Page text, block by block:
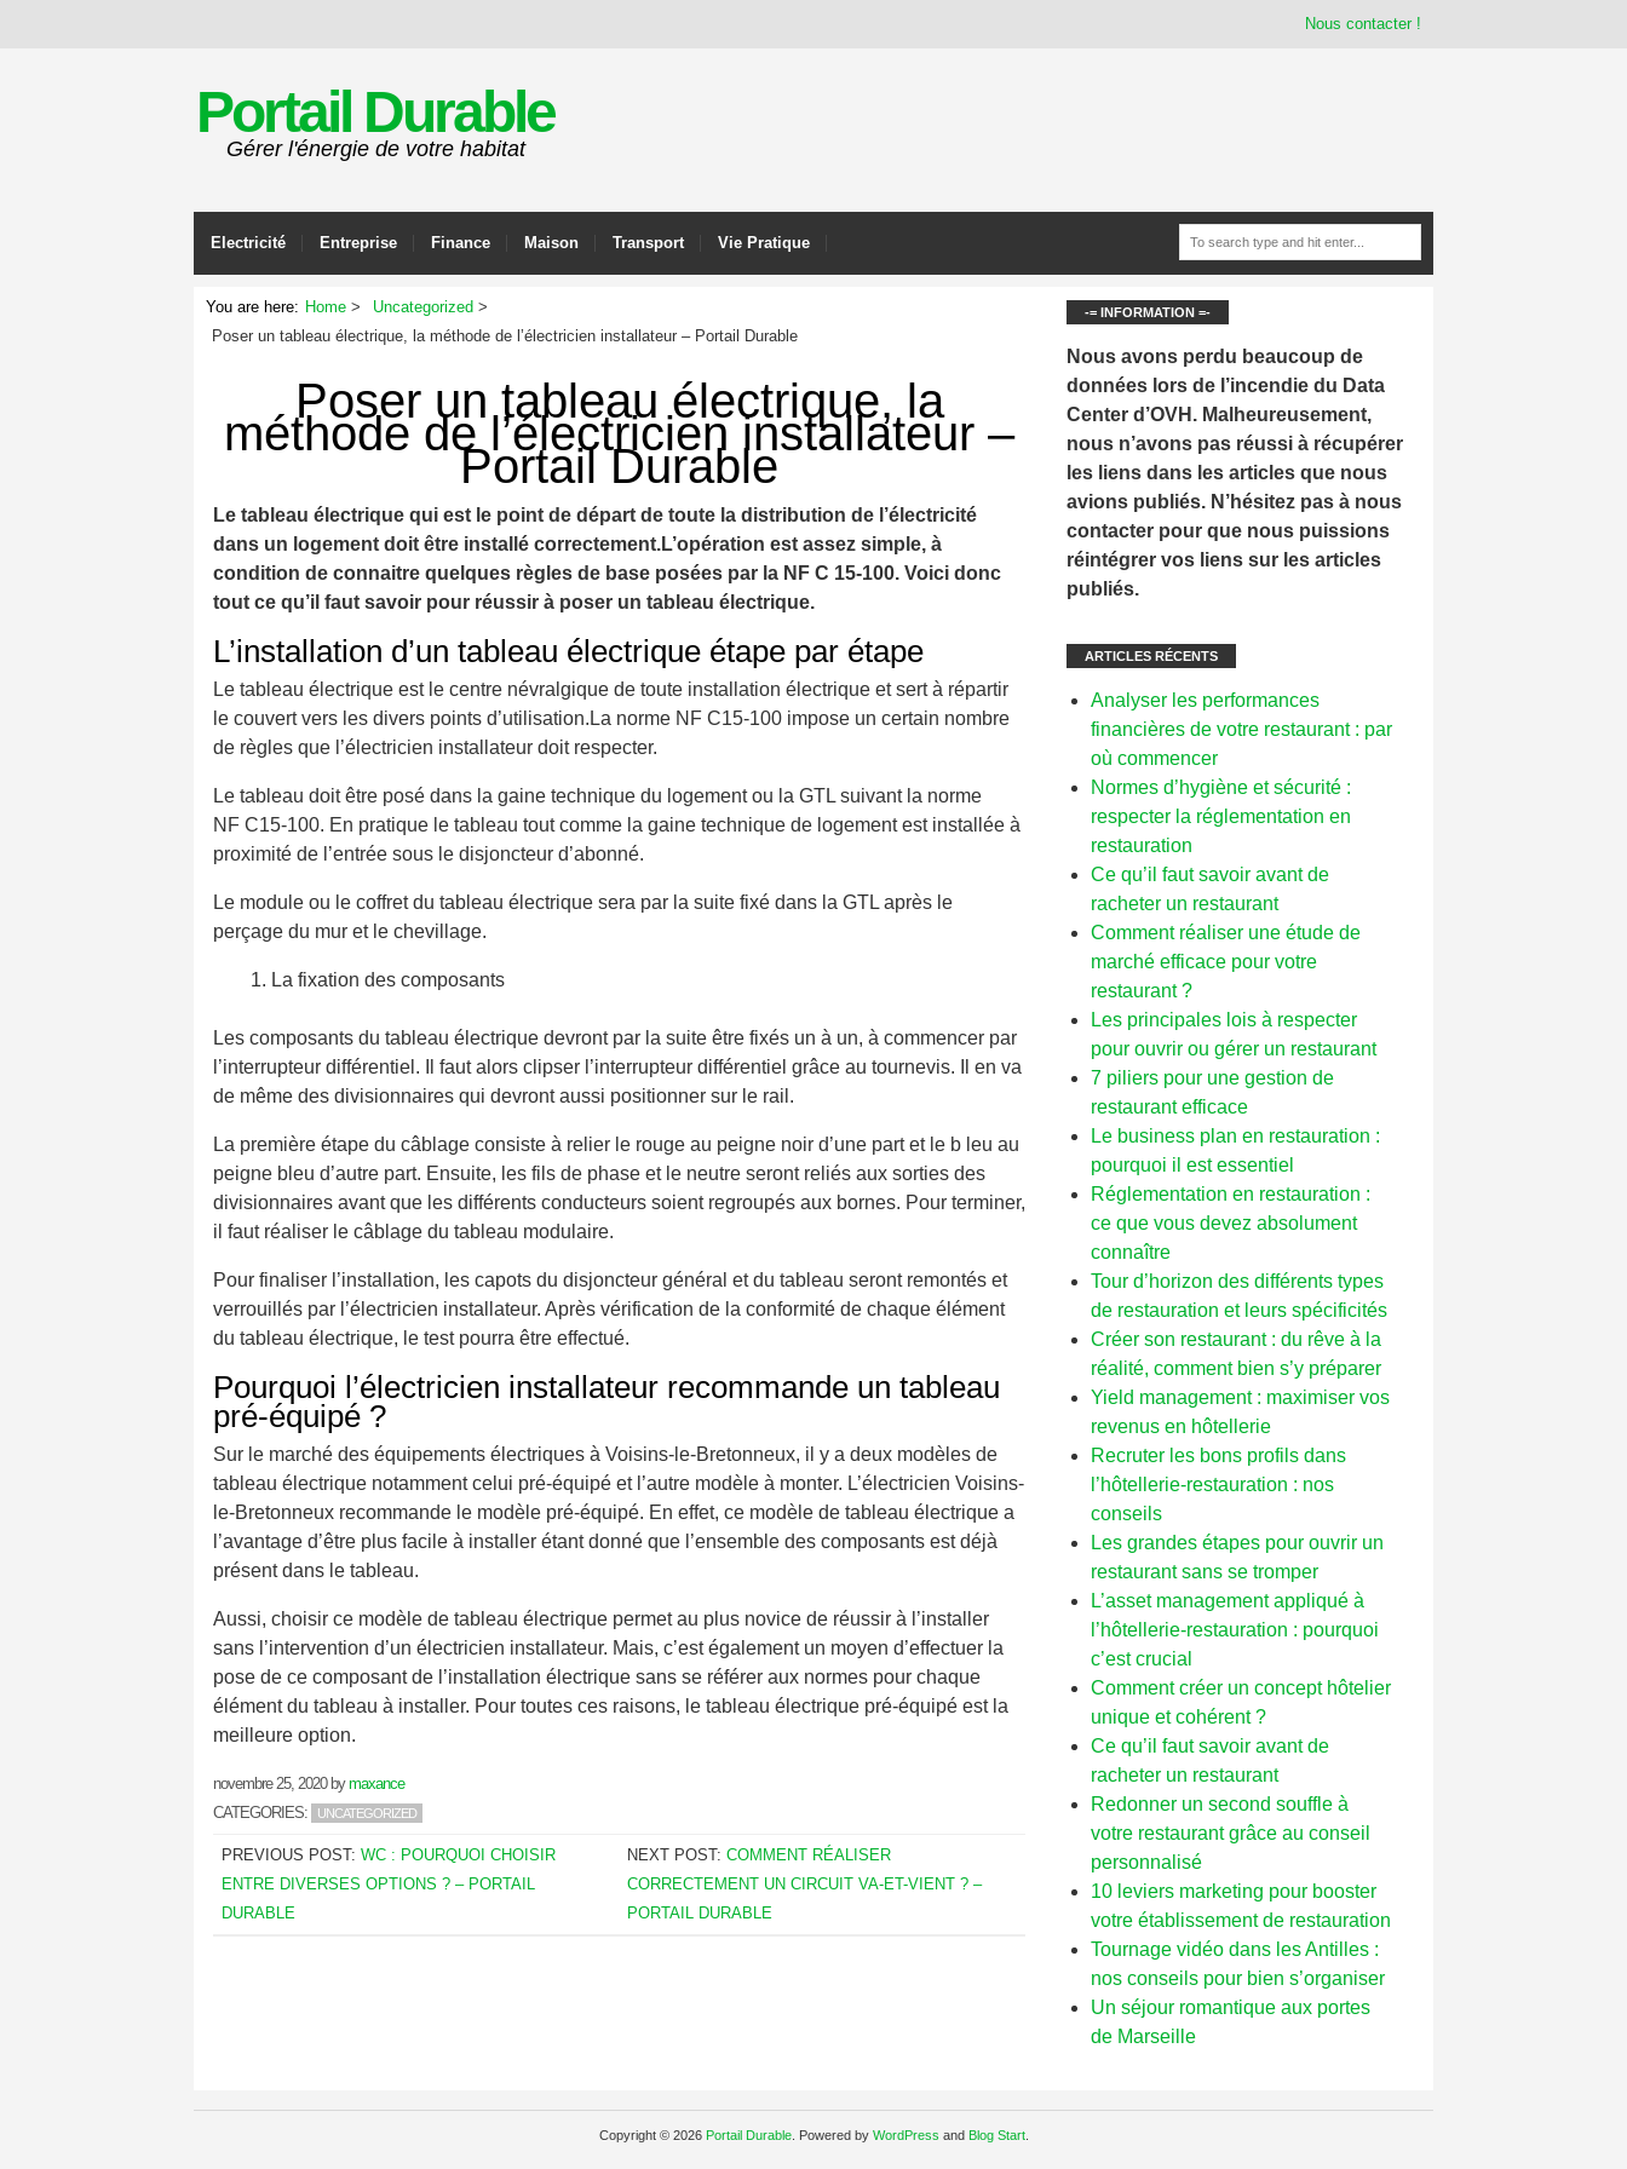
Nous contacter !
Portail Durable
Gérer l'énergie de votre habitat
Electricité Entreprise Finance Maison Transport Vie Pratique
You are here: Home
Uncategorized
Poser un tableau électrique, la méthode de l’électricien installateur – Portail Durable
Poser un tableau électrique, la
méthode de l’électricien installateur –
Portail Durable
Le tableau électrique qui est le point de départ de toute la distribution de l’électricité
dans un logement doit être installé correctement.L’opération est assez simple, à
condition de connaitre quelques règles de base posées par la NF C 15-100. Voici donc
tout ce qu’il faut savoir pour réussir à poser un tableau électrique.
L’installation d’un tableau électrique étape par étape
Le tableau électrique est le centre névralgique de toute installation électrique et sert à répartir
le couvert vers les divers points d’utilisation.La norme NF C15-100 impose un certain nombre
de règles que l’électricien installateur doit respecter.
Le tableau doit être posé dans la gaine technique du logement ou la GTL suivant la norme
NF C15-100. En pratique le tableau tout comme la gaine technique de logement est installée à
proximité de l’entrée sous le disjoncteur d’abonné.
Le module ou le coffret du tableau électrique sera par la suite fixé dans la GTL après le
perçage du mur et le chevillage.
La fixation des composants
Les composants du tableau électrique devront par la suite être fixés un à un, à commencer par
l’interrupteur différentiel. Il faut alors clipser l’interrupteur différentiel grâce au tournevis. Il en va
de même des divisionnaires qui devront aussi positionner sur le rail.
La première étape du câblage consiste à relier le rouge au peigne noir d’une part et le b leu au
peigne bleu d’autre part. Ensuite, les fils de phase et le neutre seront reliés aux sorties des
divisionnaires avant que les différents conducteurs soient regroupés aux bornes. Pour terminer,
il faut réaliser le câblage du tableau modulaire.
Pour finaliser l’installation, les capots du disjoncteur général et du tableau seront remontés et
verrouillés par l’électricien installateur. Après vérification de la conformité de chaque élément
du tableau électrique, le test pourra être effectué.
Pourquoi l’électricien installateur recommande un tableau
pré-équipé ?
Sur le marché des équipements électriques à Voisins-le-Bretonneux, il y a deux modèles de
tableau électrique notamment celui pré-équipé et l’autre modèle à monter. L’électricien Voisins-
le-Bretonneux recommande le modèle pré-équipé. En effet, ce modèle de tableau électrique a
l’avantage d’être plus facile à installer étant donné que l’ensemble des composants est déjà
présent dans le tableau.
Aussi, choisir ce modèle de tableau électrique permet au plus novice de réussir à l’installer
sans l’intervention d’un électricien installateur. Mais, c’est également un moyen d’effectuer la
pose de ce composant de l’installation électrique sans se référer aux normes pour chaque
élément du tableau à installer. Pour toutes ces raisons, le tableau électrique pré-équipé est la
meilleure option.
novembre 25, 2020bymaxance
CATEGORIES:
UNCATEGORIZED
PREVIOUS POST: WC : POURQUOI CHOISIR
ENTRE DIVERSES OPTIONS ? – PORTAIL
DURABLE
NEXT POST:COMMENT RÉALISER
CORRECTEMENT UN CIRCUIT VA-ET-VIENT ? –
PORTAIL DURABLE
-= INFORMATION =-
Nous avons perdu beaucoup de
données lors de l’incendie du Data
Center d’OVH. Malheureusement,
nous n’avons pas réussi à récupérer
les liens dans les articles que nous
avions publiés. N’hésitez pas à nous
contacter pour que nous puissions
réintégrer vos liens sur les articles
publiés.
ARTICLES RÉCENTS
Analyser les performances
financières de votre restaurant : par
où commencer
Normes d’hygiène et sécurité :
respecter la réglementation en
restauration
Ce qu’il faut savoir avant de
racheter un restaurant
Comment réaliser une étude de
marché efficace pour votre
restaurant ?
Les principales lois à respecter
pour ouvrir ou gérer un restaurant
7 piliers pour une gestion de
restaurant efficace
Le business plan en restauration :
pourquoi il est essentiel
Réglementation en restauration :
ce que vous devez absolument
connaître
Tour d’horizon des différents types
de restauration et leurs spécificités
Créer son restaurant : du rêve à la
réalité, comment bien s’y préparer
Yield management : maximiser vos
revenus en hôtellerie
Recruter les bons profils dans
l’hôtellerie-restauration : nos
conseils
Les grandes étapes pour ouvrir un
restaurant sans se tromper
L’asset management appliqué à
l’hôtellerie-restauration : pourquoi
c’est crucial
Comment créer un concept hôtelier
unique et cohérent ?
Ce qu’il faut savoir avant de
racheter un restaurant
Redonner un second souffle à
votre restaurant grâce au conseil
personnalisé
10 leviers marketing pour booster
votre établissement de restauration
Tournage vidéo dans les Antilles :
nos conseils pour bien s’organiser
Un séjour romantique aux portes
de Marseille
Copyright © 2026 Portail Durable. Powered by WordPress and Blog Start.